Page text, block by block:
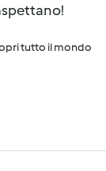
tutto il mondo